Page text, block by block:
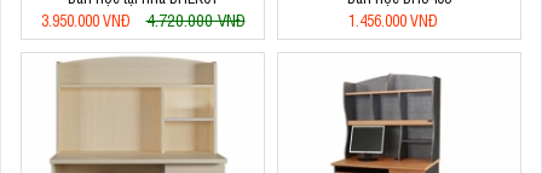
3.950.000 VNĐ
4.720.000 VNĐ
1.456.000 VNĐ